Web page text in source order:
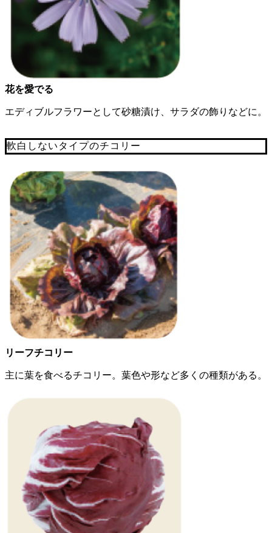
花を愛でる
エディブルフラワーとして砂糖漬け、サラダの飾りなどに。
軟白しないタイプのチコリー
リーフチコリー
主に葉を食べるチコリー。葉色や形など多くの種類がある。